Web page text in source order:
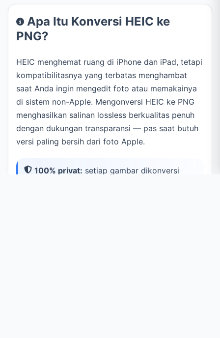
Apa Itu Konversi HEIC ke
PNG?
HEIC menghemat ruang di iPhone dan iPad, tetapi
kompatibilitasnya yang terbatas menghambat
saat Anda ingin mengedit foto atau memakainya
di sistem non-Apple. Mengonversi HEIC ke PNG
menghasilkan salinan lossless berkualitas penuh
dengan dukungan transparansi — pas saat butuh
versi paling bersih dari foto Apple.
100% privat: setiap gambar dikonversi